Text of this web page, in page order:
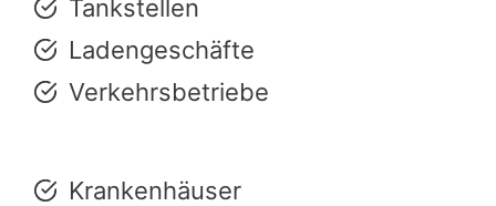
Tankstellen
Ladengeschäfte
Verkehrsbetriebe
Krankenhäuser